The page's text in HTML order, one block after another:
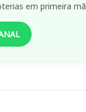
em primeira